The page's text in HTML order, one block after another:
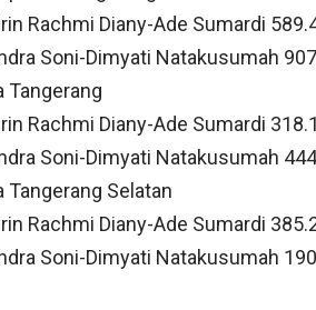
Rachmi Diany-Ade Sumardi
Soni-Dimyati Natakusumah
Tangerang
Rachmi Diany-Ade Sumardi
Soni-Dimyati Natakusumah
Tangerang Selatan
Rachmi Diany-Ade Sumardi
Soni-Dimyati Natakusumah